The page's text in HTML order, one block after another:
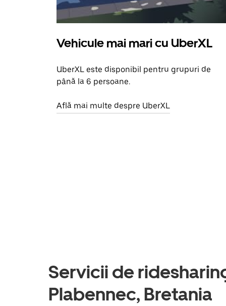
Vehicule mai mari cu UberXL
UberXL este disponibil pentru grupuri de
până la 6 persoane.
Află mai multe despre UberXL
Servicii de
Plabennec, Bretania